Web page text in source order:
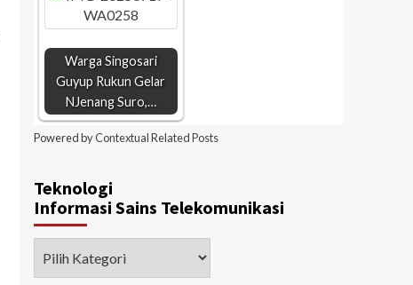
Warga Singosari
Guyup Rukun Gelar
NJenang Suro,…
Powered byContextual Related Posts
Teknologi
Informasi Sains Telekomunikasi